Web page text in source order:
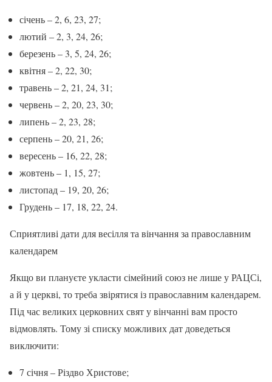
січень – 2, 6, 23, 27;
лютий – 2, 3, 24, 26;
березень – 3, 5, 24, 26;
квітня – 2, 22, 30;
травень – 2, 21, 24, 31;
червень – 2, 20, 23, 30;
липень – 2, 23, 28;
серпень – 20, 21, 26;
вересень – 16, 22, 28;
жовтень – 1, 15, 27;
листопад – 19, 20, 26;
Грудень – 17, 18, 22, 24.
Сприятливі дати для весілля та вінчання за православним
календарем
Якщо ви плануєте укласти сімейний союз не лише у РАЦСі,
а й у церкві, то треба звірятися із православним календарем.
Під час великих церковних свят у вінчанні вам просто
відмовлять. Тому зі списку можливих дат доведеться
виключити:
7 січня – Різдво Христове;